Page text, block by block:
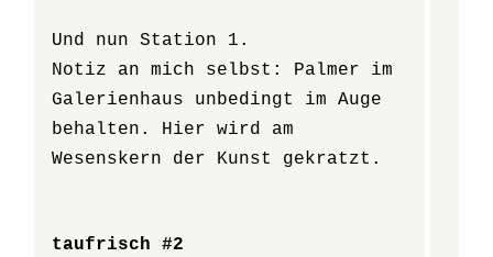
Und nun Station 1.
Notiz an mich selbst: Palmer im
Galerienhaus unbedingt im Auge
behalten. Hier wird am
Wesenskern der Kunst gekratzt.
taufrisch #2